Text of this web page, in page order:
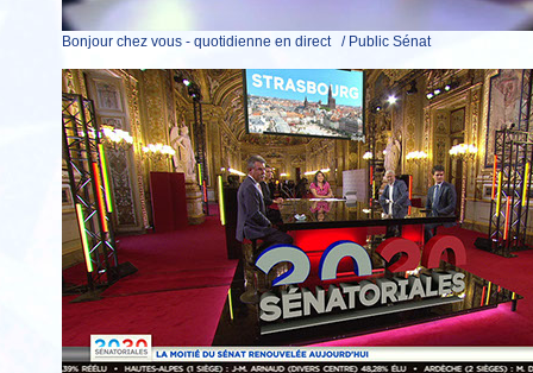
Bonjour chez vous - quotidienne en direct / Public Sénat